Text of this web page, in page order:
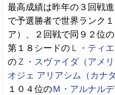
最高成績は昨年の３回戦
で予選勝者で世界ランク
ア）、２回戦で同９２位の
第１８シードの Ｌ・ティ
の Ｚ・スヴァイダ（アメリ
オジェ アリアシム（カナダ
１０４位のＭ・アルナル